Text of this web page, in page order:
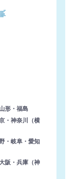
わせを頂きま
合わせを頂きま
お問い合わせ
合わせを頂き
せを頂きまし
形・福島
・神奈川（横
・岐阜・愛知
阪・兵庫（神